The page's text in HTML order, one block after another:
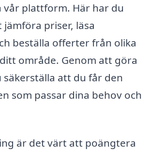
vår plattform. Här har du
priser, läsa
beställa offerter från olika
område. Genom att göra
säkerställa att du får den
som passar dina behov och
är det värt att poängtera